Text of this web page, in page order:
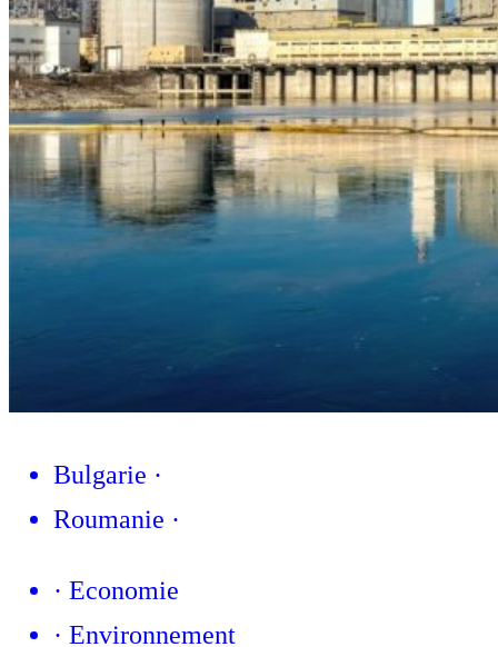
Bulgarie ·
Roumanie ·
· Economie
· Environnement